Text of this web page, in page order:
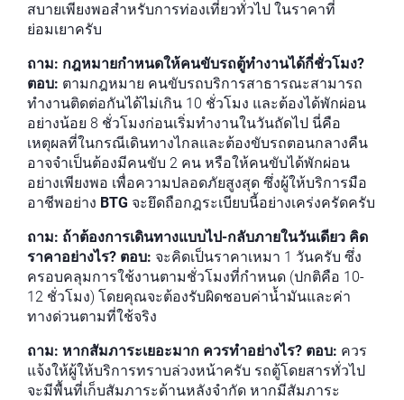
สบายเพียงพอสำหรับการท่องเที่ยวทั่วไป ในราคาที่
ย่อมเยาครับ
ถาม: กฎหมายกำหนดให้คนขับรถตู้ทำงานได้กี่ชั่วโมง?
ตอบ: ตามกฎหมาย คนขับรถบริการสาธารณะสามารถ
ทำงานติดต่อกันได้ไม่เกิน 10 ชั่วโมง และต้องได้พักผ่อน
อย่างน้อย 8 ชั่วโมงก่อนเริ่มทำงานในวันถัดไป นี่คือ
เหตุผลที่ในกรณีเดินทางไกลและต้องขับรถตอนกลางคืน
อาจจำเป็นต้องมีคนขับ 2 คน หรือให้คนขับได้พักผ่อน
อย่างเพียงพอ เพื่อความปลอดภัยสูงสุด ซึ่งผู้ให้บริการมือ
อาชีพอย่าง BTG จะยึดถือกฎระเบียบนี้อย่างเคร่งครัดครับ
ถาม: ถ้าต้องการเดินทางแบบไป-กลับภายในวันเดียว คิด
ราคาอย่างไร? ตอบ: จะคิดเป็นราคาเหมา 1 วันครับ ซึ่ง
ครอบคลุมการใช้งานตามชั่วโมงที่กำหนด (ปกติคือ 10-
12 ชั่วโมง) โดยคุณจะต้องรับผิดชอบค่าน้ำมันและค่า
ทางด่วนตามที่ใช้จริง
ถาม: หากสัมภาระเยอะมาก ควรทำอย่างไร? ตอบ: ควร
แจ้งให้ผู้ให้บริการทราบล่วงหน้าครับ รถตู้โดยสารทั่วไป
จะมีพื้นที่เก็บสัมภาระด้านหลังจำกัด หากมีสัมภาระ